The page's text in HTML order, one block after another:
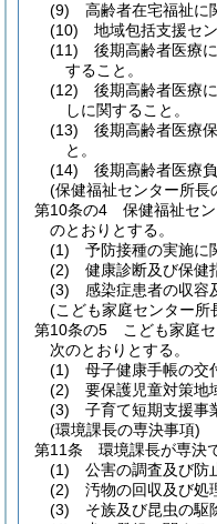
(9)
高齢者在宅福祉に
(10)
地域包括支援セ
(11)
後期高齢者医療
すること。
(12)
後期高齢者医療
しに関すること。
(13)
後期高齢者医療
と。
(14)
後期高齢者医療
(保健福祉センター所長
第10条の4
保健福祉セ
のとおりとする。
(1)
予防接種の実施に
(2)
健康診断及び保健
(3)
感染症患者の収容
(こども家庭センター所
第10条の5
こども家庭
次のとおりとする。
(1)
母子健康手帳の交
(2)
要保護児童対策地
(3)
子育て短期支援事
(環境課長の専決事項)
第11条
環境課長が専決
(1)
公害の調査及び防
(2)
汚物の回収及び処
(3)
そ族及び昆虫の駆